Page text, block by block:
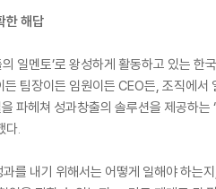
한 해답
일멘토’로 왕성하게 활동하고 있는
든 팀장이든 임원이든 CEO든, 조직에
파헤쳐 성과창출의 솔루션을 제공하는
다.
를 내기 위해서는 어떻게 일해야 하